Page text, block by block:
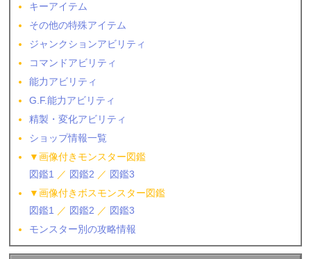
キーアイテム
その他の特殊アイテム
ジャンクションアビリティ
コマンドアビリティ
能力アビリティ
G.F.能力アビリティ
精製・変化アビリティ
ショップ情報一覧
▼画像付きモンスター図鑑
図鑑1
／ 図鑑2 ／ 図鑑3
▼画像付きボスモンスター図鑑
図鑑1
／ 図鑑2 ／ 図鑑3
モンスター別の攻略情報